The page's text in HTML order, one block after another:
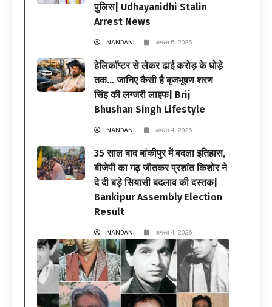
पुलिस| Udhayanidhi Stalin
Arrest News
NANDANI अगस्त 5, 2026
हेलिकॉप्टर से लेकर ढाई करोड़ के घोड़े
तक… जानिए कैसी है बृजभूषण शरण
सिंह की लग्जरी लाइफ| Brij
Bhushan Singh Lifestyle
NANDANI अगस्त 4, 2026
35 साल बाद बांकीपुर में बदला इतिहास,
बीजेपी का गढ़ जीतकर प्रशांत किशोर ने
दे दी बड़े सियासी बदलाव की दस्तक|
Bankipur Assembly Election
Result
NANDANI अगस्त 4, 2026